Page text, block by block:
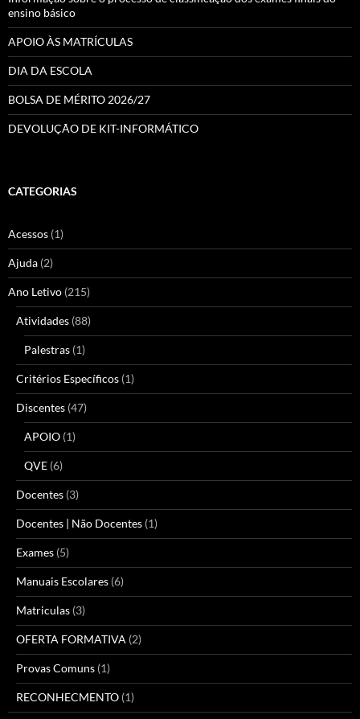
ensino básico
APOIO ÀS MATRÍCULAS
DIA DA ESCOLA
BOLSA DE MÉRITO 2026/27
DEVOLUÇÃO DE KIT-INFORMÁTICO
CATEGORIAS
Acessos (1)
Ajuda (2)
Ano Letivo (215)
Atividades (88)
Palestras (1)
Critérios Específicos (1)
Discentes (47)
APOIO (1)
QVE (6)
Docentes (3)
Docentes | Não Docentes (1)
Exames (5)
Manuais Escolares (6)
Matriculas (3)
OFERTA FORMATIVA (2)
Provas Comuns (1)
RECONHECMENTO (1)